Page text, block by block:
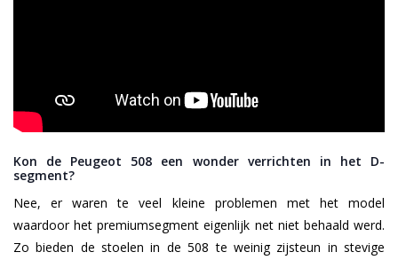
Kon de Peugeot 508 een wonder verrichten in het D-
segment?
Nee, er waren te veel kleine problemen met het model
waardoor het premiumsegment eigenlijk net niet behaald werd.
Zo bieden de stoelen in de 508 te weinig zijsteun in stevige